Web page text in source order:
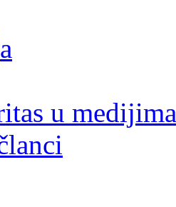
u medijima